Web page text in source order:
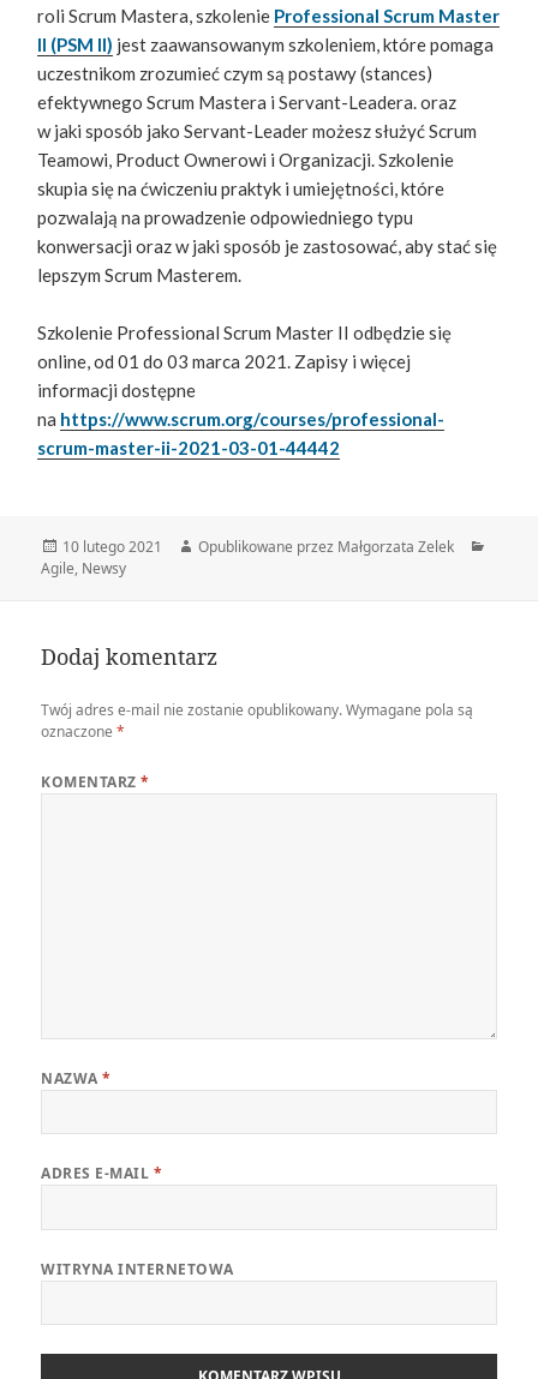
roli Scrum Mastera, szkolenie Professional Scrum Master
II (PSM II) jest zaawansowanym szkoleniem, które pomaga
uczestnikom zrozumieć czym są postawy (stances)
efektywnego Scrum Mastera i Servant-Leadera. oraz
w jaki sposób jako Servant-Leader możesz służyć Scrum
Teamowi, Product Ownerowi i Organizacji. Szkolenie
skupia się na ćwiczeniu praktyk i umiejętności, które
pozwalają na prowadzenie odpowiedniego typu
konwersacji oraz w jaki sposób je zastosować, aby stać się
lepszym Scrum Masterem.
Szkolenie Professional Scrum Master II odbędzie się
online, od 01 do 03 marca 2021. Zapisy i więcej
informacjidostępne
na https://www.scrum.org/courses/professional-
scrum-master-ii-2021-03-01-44442
Data
publikacji
10 lutego 2021 Autor
Opublikowane przez Małgorzata Zelek
Agile, Newsy
Dodaj komentarz
Twój adres e-mail nie zostanie opublikowany. Wymagane pola są
oznaczone*
KOMENTARZ*
NAZWA*
ADRES E-MAIL *
WITRYNA INTERNETOWA